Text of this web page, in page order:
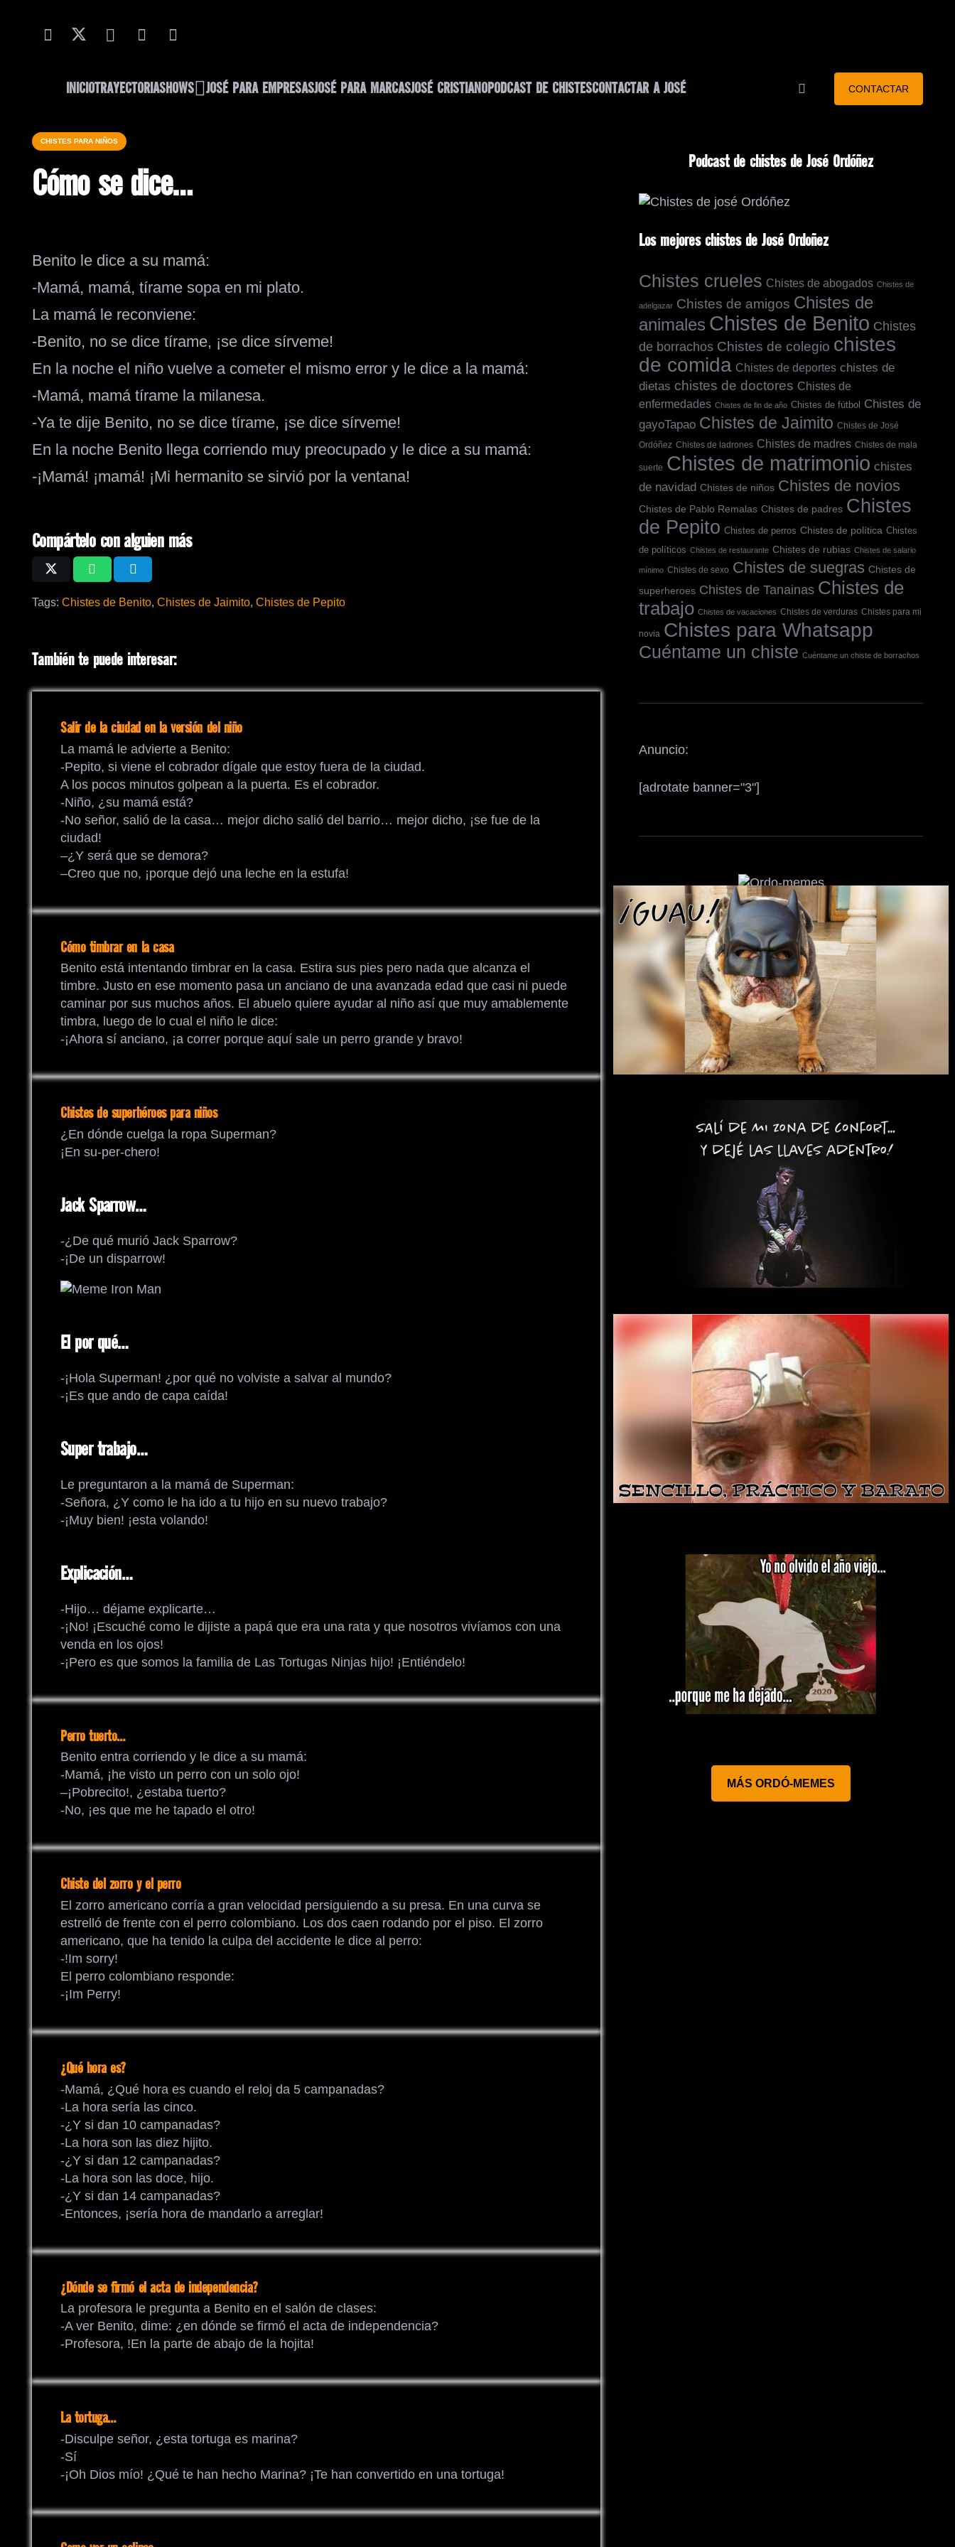
INICIOTRAYECTORIASHOWS JOSÉ PARA EMPRESASJOSÉ PARA MARCASJOSÉ CRISTIANOPODCAST DE CHISTESCONTACTAR A JOSÉ CONTACTAR
CHISTES PARA NIÑOS
Cómo se dice…
Benito le dice a su mamá:
-Mamá, mamá, tírame sopa en mi plato.
La mamá le reconviene:
-Benito, no se dice tírame, ¡se dice sírveme!
En la noche el niño vuelve a cometer el mismo error y le dice a la mamá:
-Mamá, mamá tírame la milanesa.
-Ya te dije Benito, no se dice tírame, ¡se dice sírveme!
En la noche Benito llega corriendo muy preocupado y le dice a su mamá:
-¡Mamá! ¡mamá! ¡Mi hermanito se sirvió por la ventana!
Compártelo con alguien más
Tags: Chistes de Benito, Chistes de Jaimito, Chistes de Pepito
También te puede interesar:
Salir de la ciudad en la versión del niño
La mamá le advierte a Benito:
-Pepito, si viene el cobrador dígale que estoy fuera de la ciudad.
A los pocos minutos golpean a la puerta. Es el cobrador.
-Niño, ¿su mamá está?
-No señor, salió de la casa… mejor dicho salió del barrio… mejor dicho, ¡se fue de la
ciudad!
–¿Y será que se demora?
–Creo que no, ¡porque dejó una leche en la estufa!
Cómo timbrar en la casa
Benito está intentando timbrar en la casa. Estira sus pies pero nada que alcanza el
timbre. Justo en ese momento pasa un anciano de una avanzada edad que casi ni puede
caminar por sus muchos años. El abuelo quiere ayudar al niño así que muy amablemente
timbra, luego de lo cual el niño le dice:
-¡Ahora sí anciano, ¡a correr porque aquí sale un perro grande y bravo!
Chistes de superhéroes para niños
¿En dónde cuelga la ropa Superman?
¡En su-per-chero!
Jack Sparrow…
-¿De qué murió Jack Sparrow?
-¡De un disparrow!
El por qué…
-¡Hola Superman! ¿por qué no volviste a salvar al mundo?
-¡Es que ando de capa caída!
Super trabajo…
Le preguntaron a la mamá de Superman:
-Señora, ¿Y como le ha ido a tu hijo en su nuevo trabajo?
-¡Muy bien! ¡esta volando!
Explicación…
-Hijo… déjame explicarte…
-¡No! ¡Escuché como le dijiste a papá que era una rata y que nosotros vivíamos con una
venda en los ojos!
-¡Pero es que somos la familia de Las Tortugas Ninjas hijo! ¡Entiéndelo!
Perro tuerto…
Benito entra corriendo y le dice a su mamá:
-Mamá, ¡he visto un perro con un solo ojo!
–¡Pobrecito!, ¿estaba tuerto?
-No, ¡es que me he tapado el otro!
Chiste del zorro y el perro
El zorro americano corría a gran velocidad persiguiendo a su presa. En una curva se
estrelló de frente con el perro colombiano. Los dos caen rodando por el piso. El zorro
americano, que ha tenido la culpa del accidente le dice al perro:
-!Im sorry!
El perro colombiano responde:
-¡Im Perry!
¿Qué hora es?
-Mamá, ¿Qué hora es cuando el reloj da 5 campanadas?
-La hora sería las cinco.
-¿Y si dan 10 campanadas?
-La hora son las diez hijito.
-¿Y si dan 12 campanadas?
-La hora son las doce, hijo.
-¿Y si dan 14 campanadas?
-Entonces, ¡sería hora de mandarlo a arreglar!
¿Dónde se firmó el acta de independencia?
La profesora le pregunta a Benito en el salón de clases:
-A ver Benito, dime: ¿en dónde se firmó el acta de independencia?
-Profesora, !En la parte de abajo de la hojita!
La tortuga…
-Disculpe señor, ¿esta tortuga es marina?
-Sí
-¡Oh Dios mío! ¿Qué te han hecho Marina? ¡Te han convertido en una tortuga!
Podcast de chistes de José Ordóñez
Los mejores chistes de José Ordoñez
Chistes crueles Chistes de abogados Chistes de
adelgazar Chistes de amigos Chistes de
animales Chistes de Benito Chistes
de borrachos Chistes de colegio chistes
de comida Chistes de deportes chistes de
dietas chistes de doctores Chistes de
enfermedades Chistes de fin de año Chistes de fútbol Chistes de
gayoTapao Chistes de Jaimito Chistes de José
Ordóñez Chistes de ladrones Chistes de madres Chistes de mala
suerte Chistes de matrimonio chistes
de navidad Chistes de niños Chistes de novios
Chistes de Pablo Remalas Chistes de padres Chistes
de Pepito Chistes de perros Chistes de política Chistes
de políticos Chistes de restaurante Chistes de rubias Chistes de salario
mínimo Chistes de sexo Chistes de suegras Chistes de
superheroes Chistes de Tanainas Chistes de
trabajo Chistes de vacaciones Chistes de verduras Chistes para mi
novia Chistes para Whatsapp
Cuéntame un chiste Cuéntame un chiste de borrachos
Anuncio:
[adrotate banner="3"]
MÁS ORDÓ-MEMES